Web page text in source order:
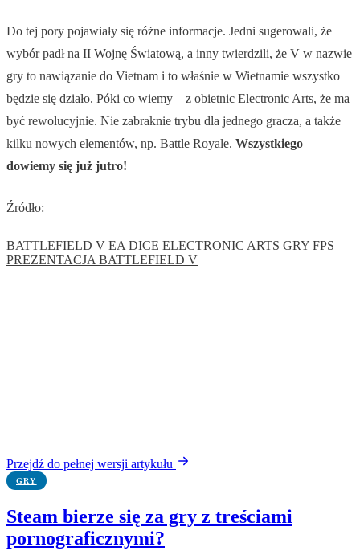
Do tej pory pojawiały się różne informacje. Jedni sugerowali, że
wybór padł na II Wojnę Światową, a inny twierdzili, że V w nazwie
gry to nawiązanie do Vietnam i to właśnie w Wietnamie wszystko
będzie się działo. Póki co wiemy – z obietnic Electronic Arts, że ma
być rewolucyjnie. Nie zabraknie trybu dla jednego gracza, a także
kilku nowych elementów, np. Battle Royale. Wszystkiego
dowiemy się już jutro!
Źródło:
BATTLEFIELD V EA DICE ELECTRONIC ARTS GRY FPS
PREZENTACJA BATTLEFIELD V
Przejdź do pełnej wersji artykułu
GRY
Steam bierze się za gry z treściami
pornograficznymi?